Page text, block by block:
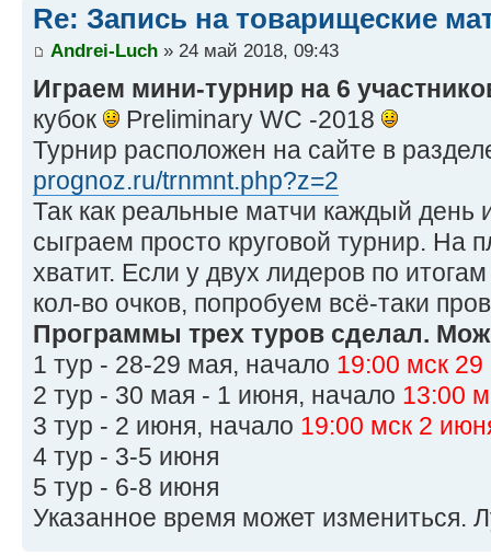
Re: Запись на товарищеские
Andrei-Luch » 24 май 2018, 09:43
Играем мини-турнир на 6
кубок
Preliminary WC -2018
Турнир расположен на сайте в
prognoz.ru/trnmnt.php?z=2
Так как реальные матчи каждый день
сыграем просто круговой турнир.
хватит. Если у двух лидеров по
кол-во очков, попробуем всё-таки
Программы трех туров сделал.
1 тур - 28-29 мая, начало 19:00 мск
2 тур - 30 мая - 1 июня, начало 13:00
3 тур - 2 июня, начало 19:00 мск 2
4 тур - 3-5 июня
5 тур - 6-8 июня
Указанное время может измениться.